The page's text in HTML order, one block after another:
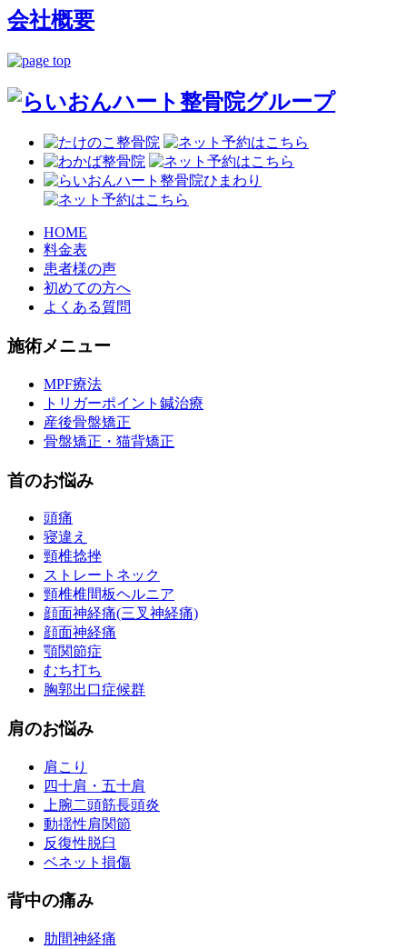
会社概要
HOME
料金表
患者様の声
初めての方へ
よくある質問
施術メニュー
MPF療法
トリガーポイント鍼治療
産後骨盤矯正
骨盤矯正・猫背矯正
首のお悩み
頭痛
寝違え
頸椎捻挫
ストレートネック
頸椎椎間板ヘルニア
顔面神経痛(三叉神経痛)
顔面神経痛
顎関節症
むち打ち
胸郭出口症候群
肩のお悩み
肩こり
四十肩・五十肩
上腕二頭筋長頭炎
動揺性肩関節
反復性脱臼
ベネット損傷
背中の痛み
肋間神経痛